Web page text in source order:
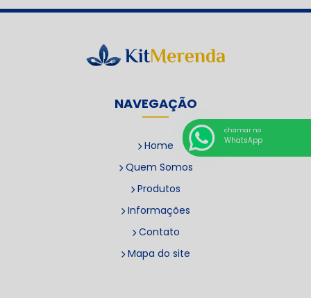
NAVEGAÇÃO
Home
Quem Somos
Produtos
Informações
Contato
Mapa do site
chamar no
WhatsApp